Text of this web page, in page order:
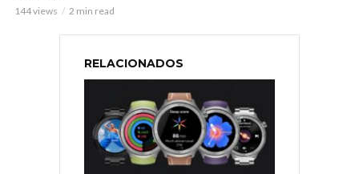
144 views 2 min read
RELACIONADOS